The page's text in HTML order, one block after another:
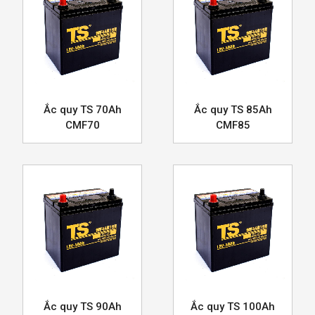
Ắc quy TS 70Ah
CMF70
Ắc quy TS 85Ah
CMF85
Ắc quy TS 90Ah Ắc quy TS 100Ah